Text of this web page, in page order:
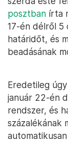
posztban írta
17-én délről 5
határidőt, és
beadásának
Eredetileg
január 22-én
rendszer, és
százalékának